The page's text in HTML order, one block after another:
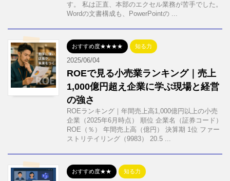
す。 私は正直、本部のエクセル業務が苦手でした。
Wordの文書構成も、PowerPointの ...
おすすめ度★★★★ 知る力
2025/06/04
ROEで見る小売業ランキング｜売上
1,000億円超え企業に学ぶ現場と経営
の強さ
ROEランキング｜年間売上高1,000億円以上の小売
企業（2025年6月時点） 順位 企業名（証券コード）
ROE（％） 年間売上高（億円） 決算期 1位 ファー
ストリテイリング（9983） 20.5 ...
おすすめ度★★ 知る力